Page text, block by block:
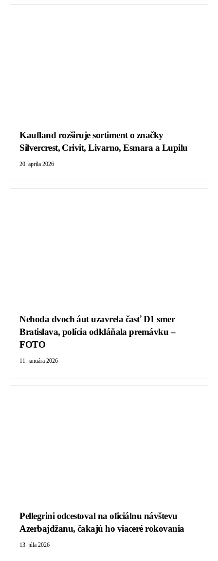
Kaufland rozširuje sortiment o značky
Silvercrest, Crivit, Livarno, Esmara a Lupilu
20. apríla 2026
Nehoda dvoch áut uzavrela časť D1 smer
Bratislava, polícia odkláňala premávku –
FOTO
11. januára 2026
Pellegrini odcestoval na oficiálnu návštevu
Azerbajdžanu, čakajú ho viaceré rokovania
13. júla 2026